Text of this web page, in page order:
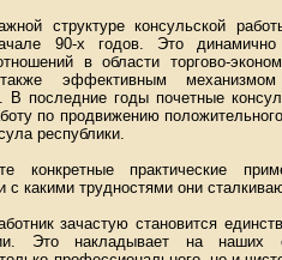
структуре консульской
90-х годов. Это динамично
в области торгово-
эффективным механизмом
В последние годы почетные
по продвижению
республики.
конкретные практические
с какими трудностями они
зачастую становится
Это накладывает на наших